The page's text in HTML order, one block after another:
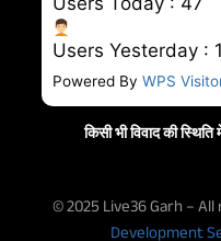
Users Yesterday :
Powered By WPS
किसी भी विवाद की स्थिति
© 2025 Live36 Garh –
Development